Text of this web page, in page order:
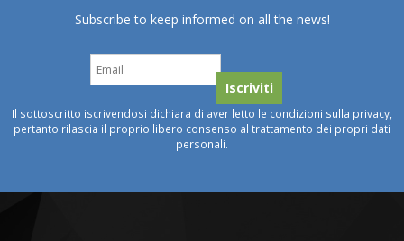
Subscribe to keep informed on all the news!
Il sottoscritto iscrivendosi dichiara di aver letto le condizioni sulla privacy,
pertanto rilascia il proprio libero consenso al trattamento dei propri dati
personali.